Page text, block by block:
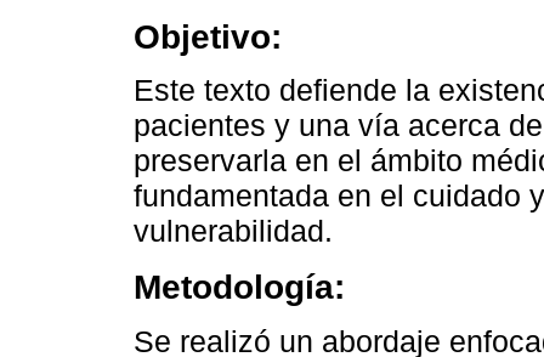
Objetivo:
Este texto defiende la
pacientes y una vía acerca
preservarla en el ámbito
fundamentada en el cuidado
vulnerabilidad.
Metodología:
Se realizó un abordaje